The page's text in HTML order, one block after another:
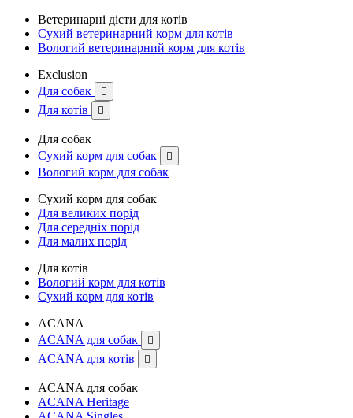
Ветеринарні дієти для котів
Сухий ветеринарний корм для котів
Вологий ветеринарний корм для котів
Exclusion
Для собак

Для котів 
Для собак
Сухий корм для собак

Вологий корм для собак
Сухий корм для собак
Для великих порід
Для середніх порід
Для малих порід
Для котів
Вологий корм для котів
Сухий корм для котів
ACANA
ACANA для собак

ACANA для котів 
ACANA для собак
ACANA Heritage